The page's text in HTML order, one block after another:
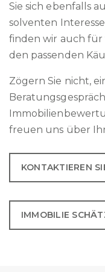
Sie sich ebenfalls
solventen
finden wir auch für
den passenden
Zögern Sie nicht,
freuen uns über
KONTAKTIEREN
IMMOBILIE